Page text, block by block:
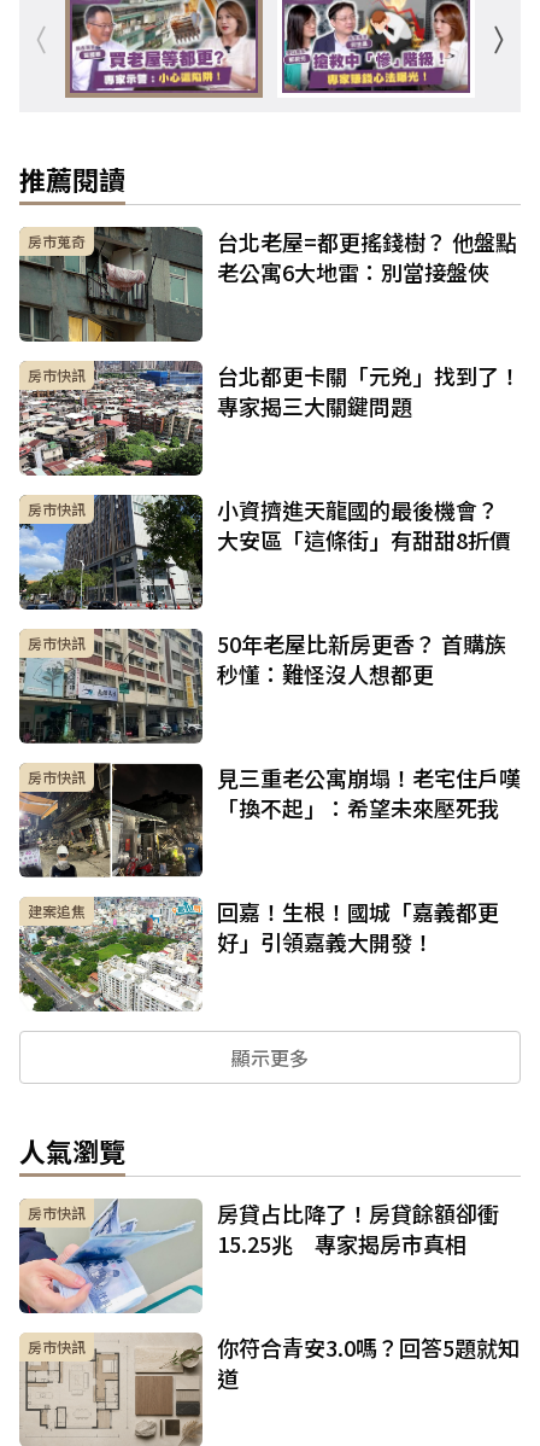
推薦閱讀
房市蒐奇
台北老屋=都更搖錢樹？ 他盤點
老公寓6大地雷：別當接盤俠
房市快訊
台北都更卡關「元兇」找到了！
專家揭三大關鍵問題
房市快訊
小資擠進天龍國的最後機會？
大安區「這條街」有甜甜8折價
房市快訊
50年老屋比新房更香？ 首購族
秒懂：難怪沒人想都更
房市快訊
見三重老公寓崩塌！老宅住戶嘆
「換不起」：希望未來壓死我
建案追焦
回嘉！生根！國城「嘉義都更
好」引領嘉義大開發！
顯示更多
人氣瀏覽
房市快訊
房貸占比降了！房貸餘額卻衝
15.25兆 專家揭房市真相
房市快訊
你符合青安3.0嗎？回答5題就知
道